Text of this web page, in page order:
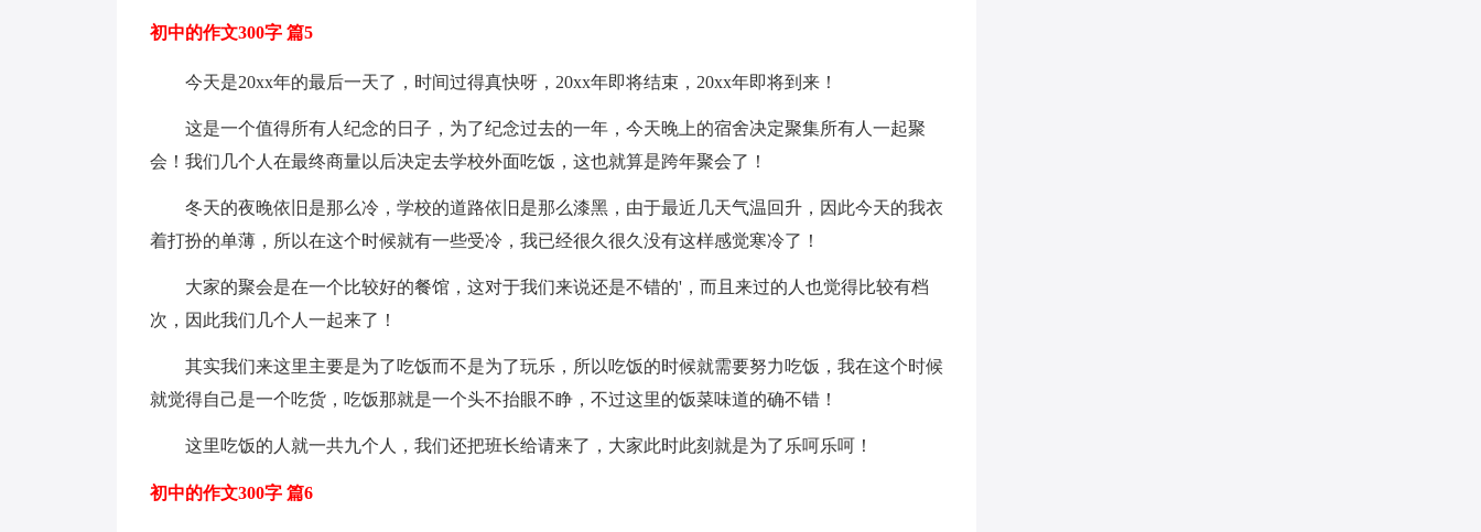
初中的作文300字 篇5
今天是20xx年的最后一天了，时间过得真快呀，20xx年即将结束，20xx年即将到来！
这是一个值得所有人纪念的日子，为了纪念过去的一年，今天晚上的宿舍决定聚集所有人一起聚
会！我们几个人在最终商量以后决定去学校外面吃饭，这也就算是跨年聚会了！
冬天的夜晚依旧是那么冷，学校的道路依旧是那么漆黑，由于最近几天气温回升，因此今天的我衣
着打扮的单薄，所以在这个时候就有一些受冷，我已经很久很久没有这样感觉寒冷了！
大家的聚会是在一个比较好的餐馆，这对于我们来说还是不错的'，而且来过的人也觉得比较有档
次，因此我们几个人一起来了！
其实我们来这里主要是为了吃饭而不是为了玩乐，所以吃饭的时候就需要努力吃饭，我在这个时候
就觉得自己是一个吃货，吃饭那就是一个头不抬眼不睁，不过这里的饭菜味道的确不错！
这里吃饭的人就一共九个人，我们还把班长给请来了，大家此时此刻就是为了乐呵乐呵！
初中的作文300字 篇6